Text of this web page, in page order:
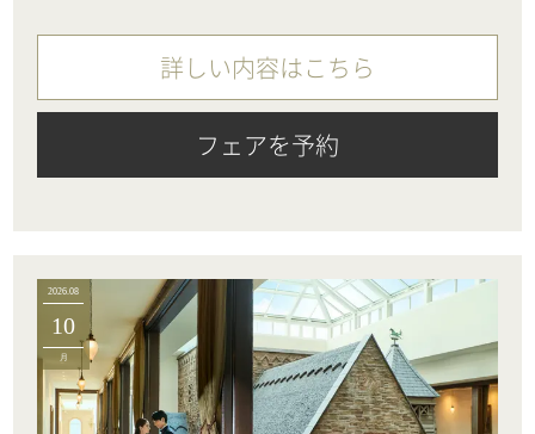
詳しい内容はこちら
フェアを予約
2026.08
10
月